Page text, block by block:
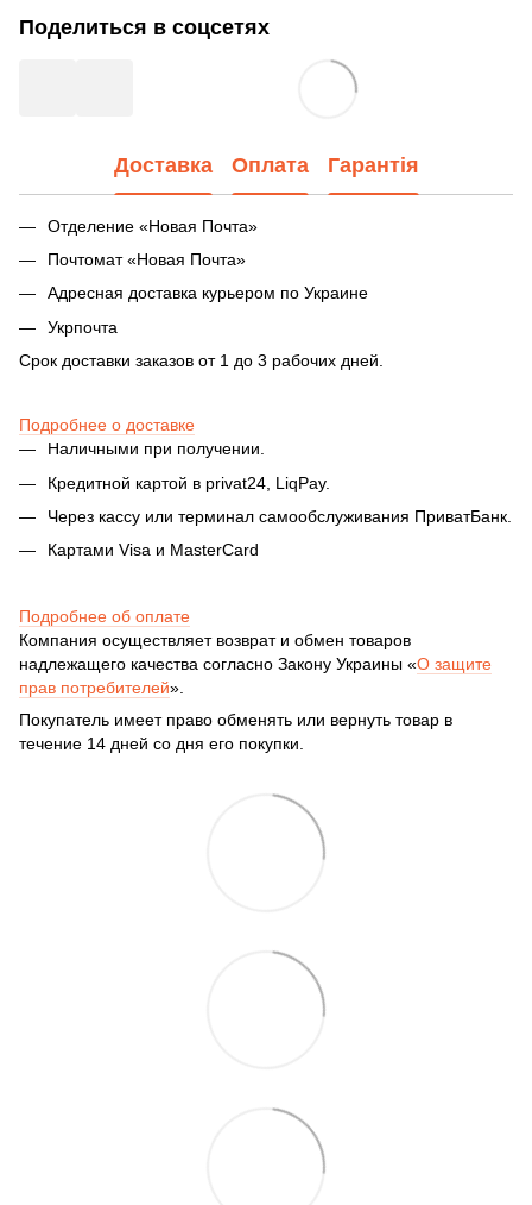
Поделиться в соцсетях
Доставка Оплата Гарантія
Отделение «Новая Почта»
Почтомат «Новая Почта»
Адресная доставка курьером по Украине
Укрпочта
Срок доставки заказов от 1 до 3 рабочих дней.
Подробнее о доставке
Наличными при получении.
Кредитной картой в privat24, LiqPay.
Через кассу или терминал самообслуживания ПриватБанк.
Картами Visa и MasterCard
Подробнее об оплате
Компания осуществляет возврат и обмен товаров
надлежащего качества согласно Закону Украины «О защите
прав потребителей».
Покупатель имеет право обменять или вернуть товар в
течение 14 дней со дня его покупки.